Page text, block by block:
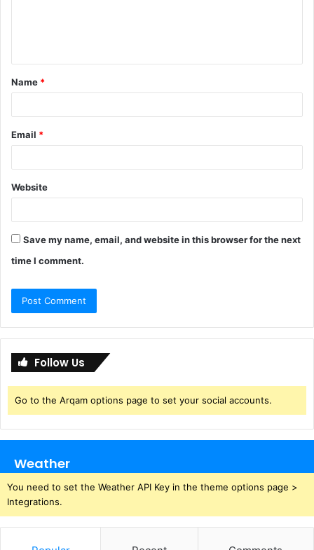
t
*
Name *
Email *
Website
Save my name, email, and website in this browser for the next
time I comment.
Follow Us
Go to the Arqam options page to set your social accounts.
Weather
You need to set the Weather API Key in the theme options page >
Integrations.